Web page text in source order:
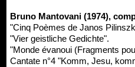
Bruno Mantovani (1974),
"Cinq Poèmes de Janos
"Vier geistliche Gedichte".
"Monde évanoui (Fragments
Cantate n°4 "Komm, Jesu,